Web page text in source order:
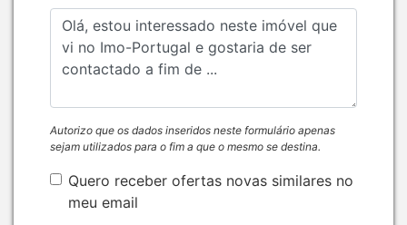
Autorizo que os dados inseridos neste formulário apenas
sejam utilizados para o fim a que o mesmo se destina.
Quero receber ofertas novas similares no
meu email